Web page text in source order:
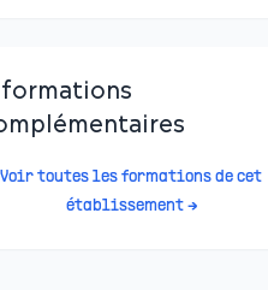
Voir toutes les formations de cet
établissement →